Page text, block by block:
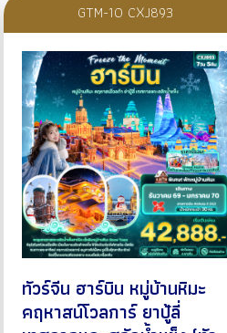
GTM-10 CXJ893
ทัวร์จีน ฮาร์บิน หมู่บ้านหิมะ
คฤหาสน์โวลการ์ ยาปู้ลี่